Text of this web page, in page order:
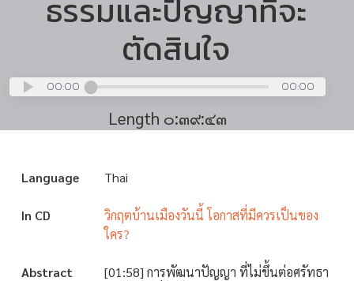
ธรรมและปัญญาที่จะ
ตัดสินใจ
00:00 00:00
Length ๐:๓๙:๔๓
Language Thai
In CD
วิกฤตบ้านเมืองวันนี้ โอกาสที่มีควรเป็นของ
ใคร?
Abstract
[01:58] การพัฒนาปัญญา ที่ไม่ขึ้นต่อศรัทธา